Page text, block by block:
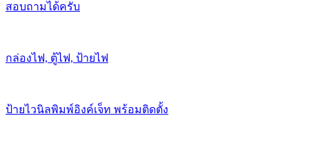
สอบถามได้ครับ
กล่องไฟ, ตู้ไฟ, ป้ายไฟ
ป้ายไวนิลพิมพ์อิงค์เจ็ท พร้อมติดตั้ง